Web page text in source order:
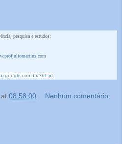
pesquisa e estudos:
?hl=pt
at 08:58:00 Nenhum comentário: